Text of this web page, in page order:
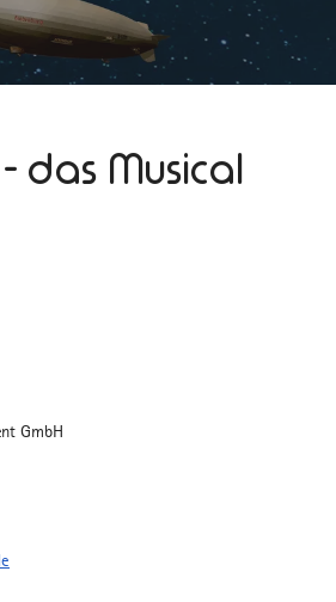
das Musical
GmbH